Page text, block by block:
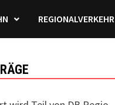
REGIONALVERKEHR